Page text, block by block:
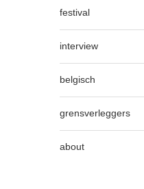
festival
interview
belgisch
grensverleggers
about